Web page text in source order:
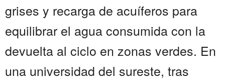
grises y recarga de acuíferos para
equilibrar el agua consumida con la
devuelta al ciclo en zonas verdes. En
una universidad del sureste, tras